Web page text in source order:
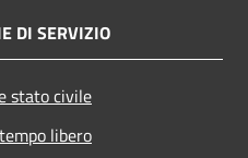
DI SERVIZIO
stato civile
libero